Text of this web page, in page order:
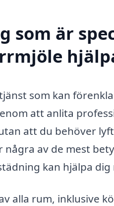
som är
som kan
att anlita
att du behöver
av de mest
kan hjälpa dig
alla rum, inklusive